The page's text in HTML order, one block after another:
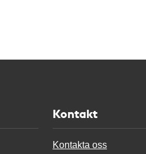
Kontakt
Kontakta oss